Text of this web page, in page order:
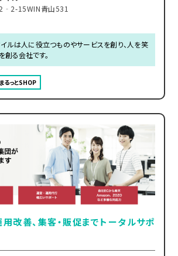
‐2-15WIN青山531
ルは人に役立つものやサービスを創り、人を笑
創る会社です。
まるっとSHOP
用改善、集客・販促までトータルサポ